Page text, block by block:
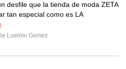
desfile que la tienda de moda ZETA
tan especial como es LA
Luelmo Gomez